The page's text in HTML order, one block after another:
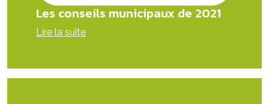
Les conseils municipaux de 2021
Lire la suite